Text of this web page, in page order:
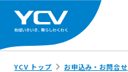
YCV トップ お申込み・お問合せ